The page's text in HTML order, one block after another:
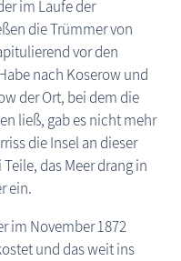
im Laufe der
die Trümmer von
vor den
nach Koserow und
der Ort, bei dem die
ließ, gab es nicht mehr
die Insel an dieser
das Meer drang in
ein.
im November 1872
und das weit ins